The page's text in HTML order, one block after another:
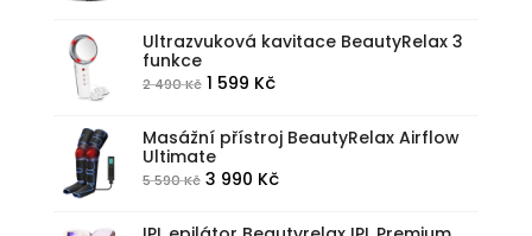
byla:
1
990 Kč.
je:
490 Kč.
Ultrazvuková kavitace BeautyRelax 3
funkce
2 490Kč Původní
byla:
2
490 Kč.
1 599 KčAktuální
je:
599 Kč.
Masážní přístroj BeautyRelax Airflow
Ultimate
5 590Kč Původní
3 990 KčAktuální